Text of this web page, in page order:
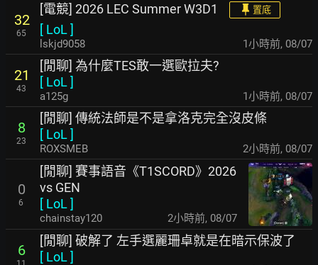
32
65
[電競] 2026 LEC Summer W3D1 置底
[ LoL ]
lskjd9058 1小時前, 08/07
21
43
[閒聊] 為什麼TES敢一選歐拉夫?
[ LoL ]
a125g 1小時前, 08/07
8
23
[閒聊] 傳統法師是不是拿洛克完全沒皮條
[ LoL ]
ROXSMEB 2小時前, 08/07
0
6
[閒聊] 賽事語音《T1SCORD》2026
vs GEN
[ LoL ]
chainstay120 2小時前, 08/07
6
[閒聊] 破解了 左手選麗珊卓就是在暗示保波了
[ LoL ]